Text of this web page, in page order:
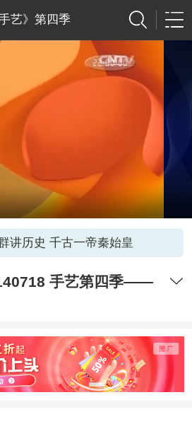
艺》第四季
讲历史 千古一帝秦始皇
手艺第四季——